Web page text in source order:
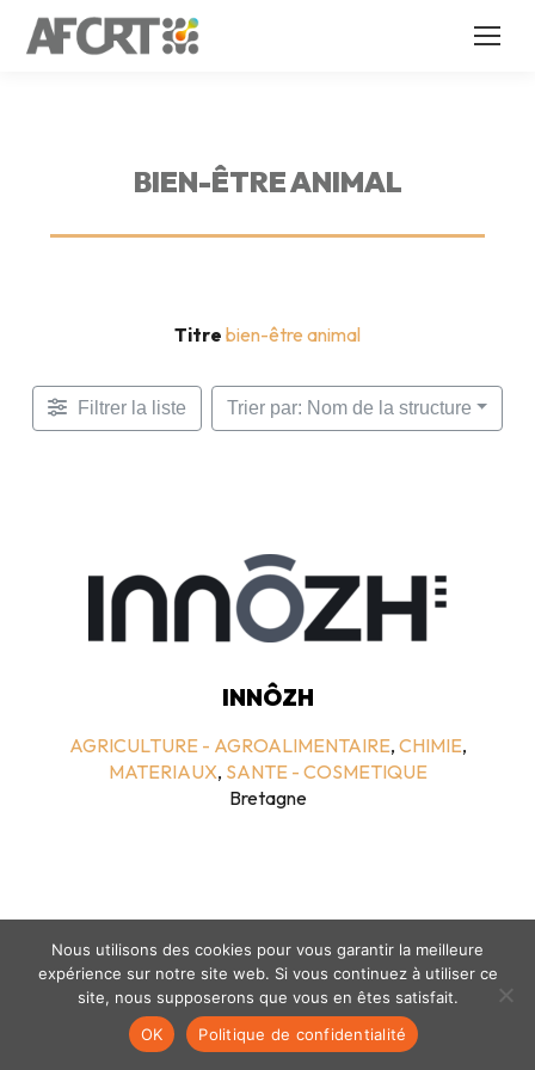
BIEN-ÊTRE ANIMAL
Titre bien-être animal
Filtrer la liste Trier par: Nom de la structure
INNÔZH
AGRICULTURE - AGROALIMENTAIRE, CHIMIE,
MATERIAUX, SANTE - COSMETIQUE
Bretagne
Mentions légales - politique de confidentialité
Nous utilisons des cookies pour vous garantir la meilleure
expérience sur notre site web. Si vous continuez à utiliser ce
site, nous supposerons que vous en êtes satisfait.
OK
Politique de confidentialité